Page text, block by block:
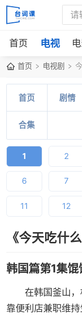
首页 电视
首页 电视剧
首页 剧情
合集
1 2
6 7
11 12
《今天吃什
韩国篇第1集
在韩国釜山
靠便利店兼职维